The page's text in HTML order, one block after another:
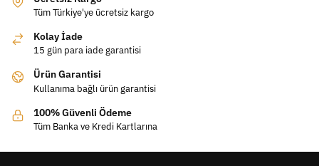
Tüm Türkiye'ye ücretsiz kargo
Kolay İade
15 gün para iade garantisi
Ürün Garantisi
Kullanıma bağlı ürün garantisi
100% Güvenli Ödeme
Tüm Banka ve Kredi Kartlarına